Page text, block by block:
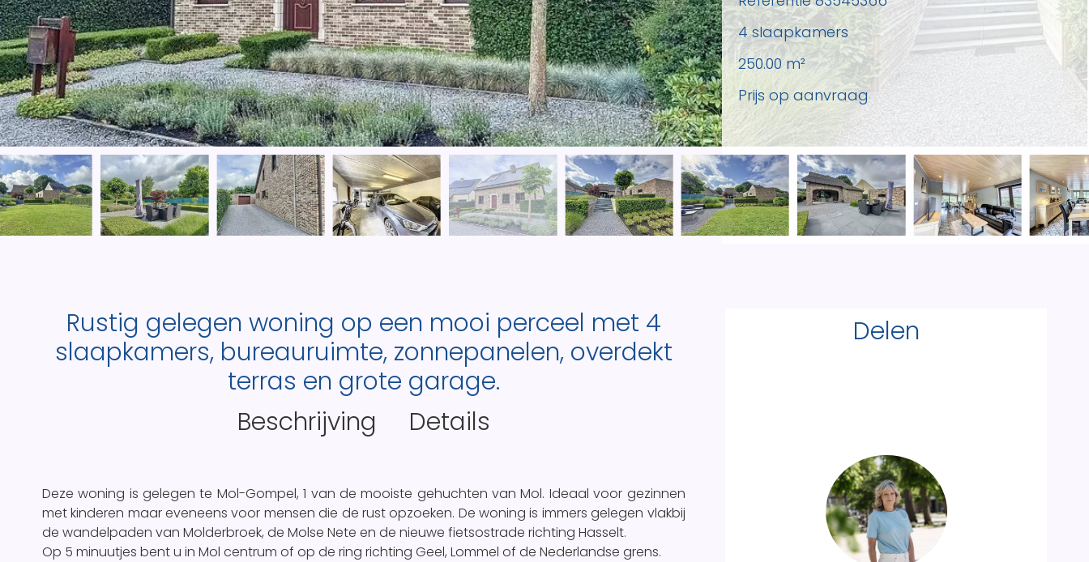
4 slaapkamers
250.00 m²
Prijs op aanvraag
Rustig gelegen woning op een mooi perceel met 4
slaapkamers, bureauruimte, zonnepanelen, overdekt
terras en grote garage.
Beschrijving
Details
Deze woning is gelegen te Mol-Gompel, 1 van de mooiste gehuchten van Mol. Ideaal voor gezinnen
met kinderen maar eveneens voor mensen die de rust opzoeken. De woning is immers gelegen vlakbij
de wandelpaden van Molderbroek, de Molse Nete en de nieuwe fietsostrade richting Hasselt.
Op 5 minuutjes bent u in Mol centrum of op de ring richting Geel, Lommel of de Nederlandse grens.
Delen